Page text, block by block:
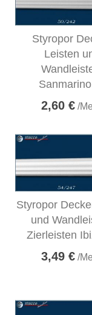
Styropor
Leisten
2,60 €/
Styropor
und
Zierleisten
3,49 €/